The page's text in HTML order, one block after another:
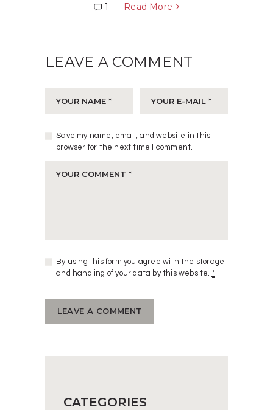
1 Read More
LEAVE A COMMENT
Save my name, email, and website in this
browser for the next time I comment.
By using this form you agree with the storage
and handling of your data by this website. *
CATEGORIES